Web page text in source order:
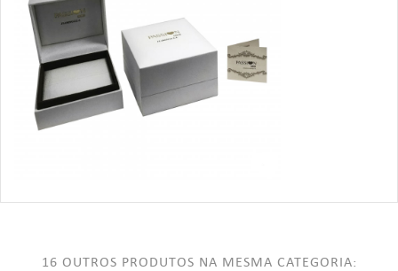
16 OUTROS PRODUTOS NA MESMA CATEGORIA: